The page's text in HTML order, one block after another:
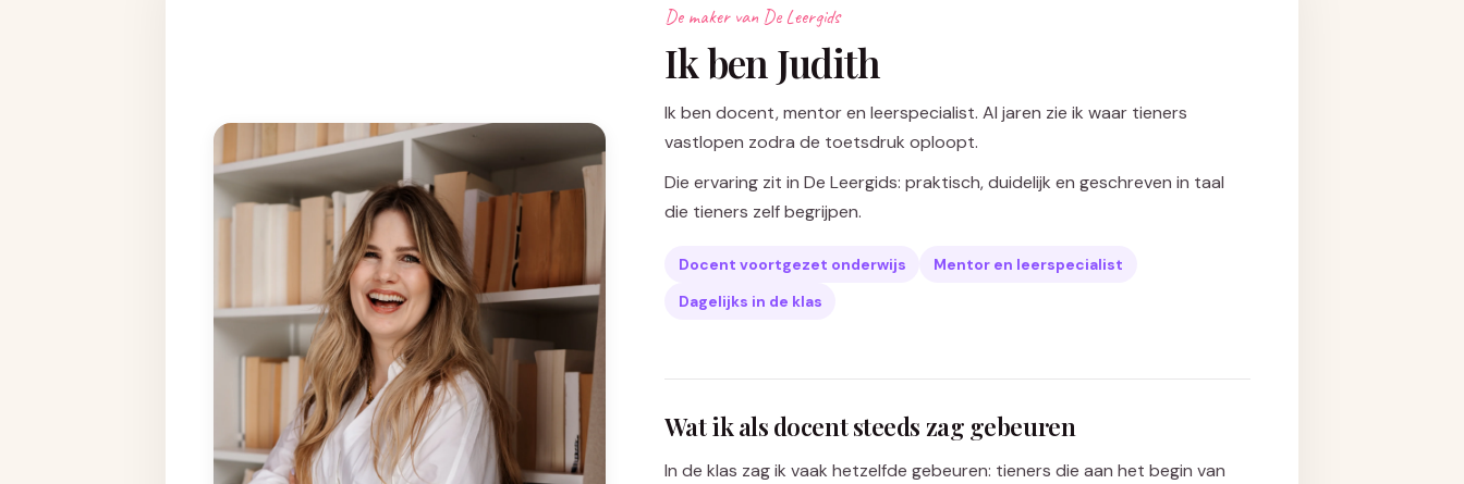
De maker van De Leergids
Ik ben Judith
Ik ben docent, mentor en leerspecialist. Al jaren zie ik waar tieners
vastlopen zodra de toetsdruk oploopt.
Die ervaring zit in De Leergids: praktisch, duidelijk en geschreven in taal
die tieners zelf begrijpen.
Docent voortgezet onderwijs
Mentor en leerspecialist
Dagelijks in de klas
Wat ik als docent steeds zag gebeuren
In de klas zag ik vaak hetzelfde gebeuren: tieners die aan het begin van